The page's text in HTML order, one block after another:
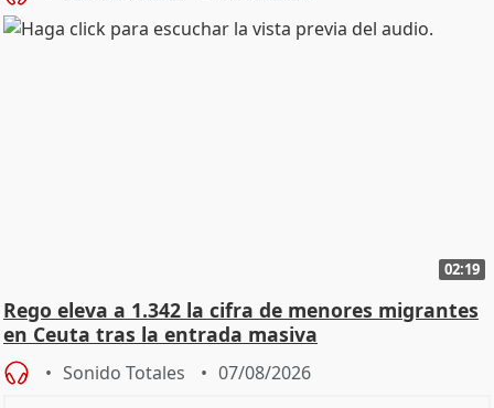
02:19
Rego eleva a 1.342 la cifra de menores migrantes
en Ceuta tras la entrada masiva
Sonido Totales 07/08/2026